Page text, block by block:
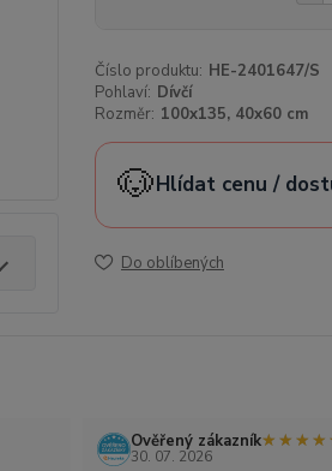
Číslo produktu: HE-2401647/S
Pohlaví: Dívčí
Rozměr: 100x135, 40x60 cm
🐶Hlídat cenu /
Do oblíbených
Ověřený zákazník
30. 07. 2026